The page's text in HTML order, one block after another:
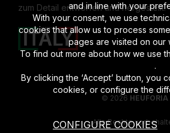
zum Detail entworfen und hergestellt.
© 2026 HEUFORIA
Alle Rechte
and in line with your
With your consent, we use
cookies that allow us to process
pages are visited on our
To find out more about how we use
.
By clicking the ‘Accept’ button, you
cookies, or configure the
CONFIGURE COOKIES